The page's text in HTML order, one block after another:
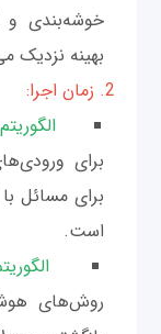
خوشه‌بندی و
بهینه نزدیک
2. زمان اجرا:
الگوریتم Brute Force
برای
برای مسائل
است.
روش‌های